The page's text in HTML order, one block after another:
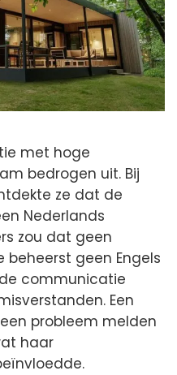
met hoge
bedrogen uit. Bij
ze dat de
Nederlands
zou dat geen
beheerst geen Engels
communicatie
Een
probleem melden
haar